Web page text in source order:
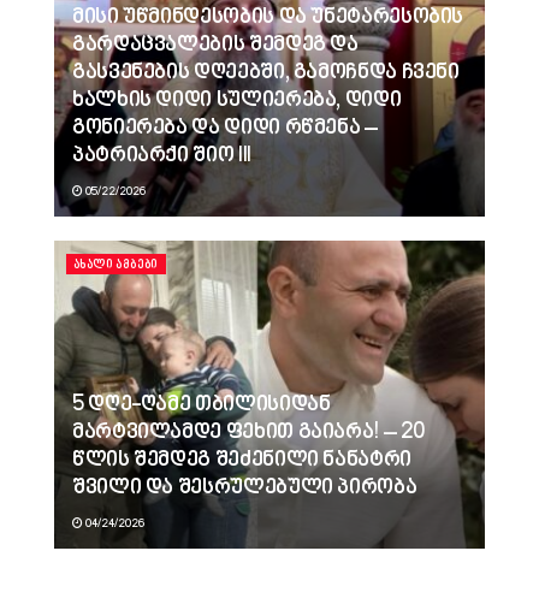
მისი უწმინდესობის და უნეტარესობის
გარდაცვალების შემდეგ და
გასვენების დღეებში, გამოჩნდა ჩვენი
ხალხის დიდი სულიერება, დიდი
გონიერება და დიდი რწმენა –
პატრიარქი შიო III
05/22/2026
ᲐᲮᲐᲚᲘ ᲐᲛᲑᲔᲑᲘ
5 დღე-ღამე თბილისიდან
მარტვილამდე ფეხით გაიარა! – 20
წლის შემდეგ შეძენილი ნანატრი
შვილი და შესრულებული პირობა
04/24/2026